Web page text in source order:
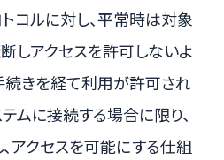
コルに対し、平常時は対象
しアクセスを許可しないよ
続きを経て利用が許可され
ムに接続する場合に限り、
アクセスを可能にする仕組